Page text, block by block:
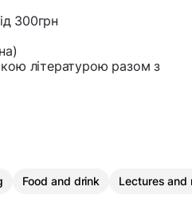
300грн
літературою разом з
Food and drink Lectures and